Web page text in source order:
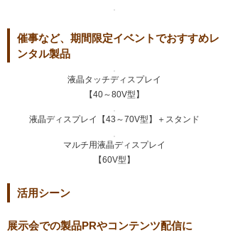
催事など、期間限定イベントでおすすめレ
ンタル製品
液晶タッチディスプレイ
【40～80V型】
液晶ディスプレイ【43～70V型】＋スタンド
マルチ用液晶ディスプレイ
【60V型】
活用シーン
展示会での製品PRやコンテンツ配信に